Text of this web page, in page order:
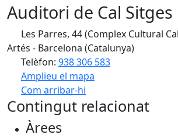
Auditori de Cal Sitges
Les Parres, 44 (Complex Cultural
Artés - Barcelona (Catalunya)
Telèfon: 938 306 583
Amplieu el mapa
Com arribar-hi
+
−
Contingut relacionat
Àrees